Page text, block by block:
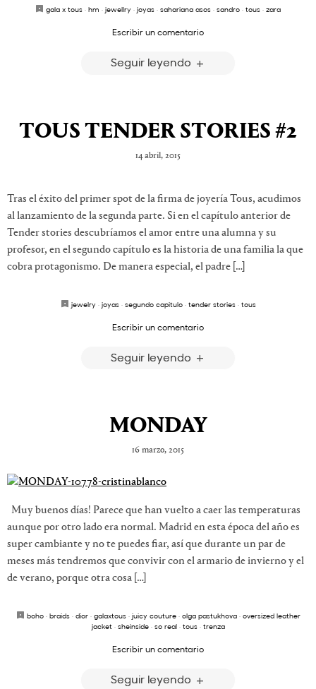
gala x tous · hm · jewellry · joyas · sahariana asos · sandro · tous · zara
Escribir un comentario
Seguir leyendo
TOUS TENDER STORIES #2
14 abril, 2015
Tras el éxito del primer spot de la firma de joyería Tous, acudimos
al lanzamiento de la segunda parte. Si en el capítulo anterior de
Tender stories descubríamos el amor entre una alumna y su
profesor, en el segundo capítulo es la historia de una familia la que
cobra protagonismo. De manera especial, el padre […]
jewelry· joyas· segundo capitulo· tender stories· tous
Escribir un comentario
Seguir leyendo
MONDAY
16 marzo, 2015
Muy buenos días! Parece que han vuelto a caer las temperaturas
aunque por otro lado era normal. Madrid en esta época del año es
super cambiante y no te puedes fiar, así que durante un par de
meses más tendremos que convivir con el armario de invierno y el
de verano, porque otra cosa […]
boho· braids· dior· galaxtous· juicy couture· olga pastukhova· oversized leather
jacket· sheinside· so real· tous· trenza
Escribir un comentario
Seguir leyendo